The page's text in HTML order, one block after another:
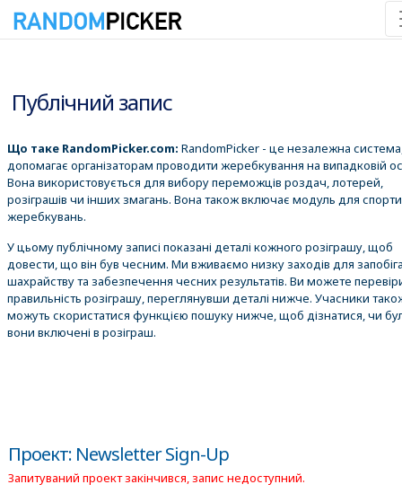
Публічний запис
Що таке RandomPicker.com: RandomPicker - це незалежна
допомагає організаторам проводити жеребкування на випадковій
Вона використовується для вибору переможців роздач, лотерей,
розіграшів чи інших змагань. Вона також включає модуль для
жеребкувань.
У цьому публічному записі показані деталі кожного розіграшу, щоб
довести, що він був чесним. Ми вживаємо низку заходів для
шахрайству та забезпечення чесних результатів. Ви можете
правильність розіграшу, переглянувши деталі нижче. Учасники
можуть скористатися функцією пошуку нижче, щоб дізнатися, чи
вони включені в розіграш.
Проект: Newsletter Sign-Up
Запитуваний проект закінчився, запис недоступний.